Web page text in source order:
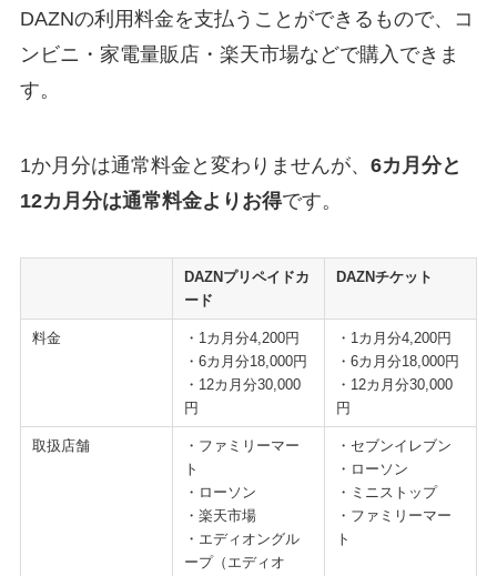
DAZNの利用料金を支払うことができるもので、コ
ンビニ・家電量販店・楽天市場などで購入できま
す。
1か月分は通常料金と変わりませんが、 6カ月分と
12カ月分は通常料金よりお得です。
DAZNプリペイドカ
ード
DAZNチケット
料金
・1カ月分4,200円
・6カ月分18,000円
・12カ月分30,000
円
・1カ月分4,200円
・6カ月分18,000円
・12カ月分30,000
円
取扱店舗
・ファミリーマー
ト
・ローソン
・楽天市場
・エディオングル
ープ（エディオ
・セブンイレブン
・ローソン
・ミニストップ
・ファミリーマー
ト